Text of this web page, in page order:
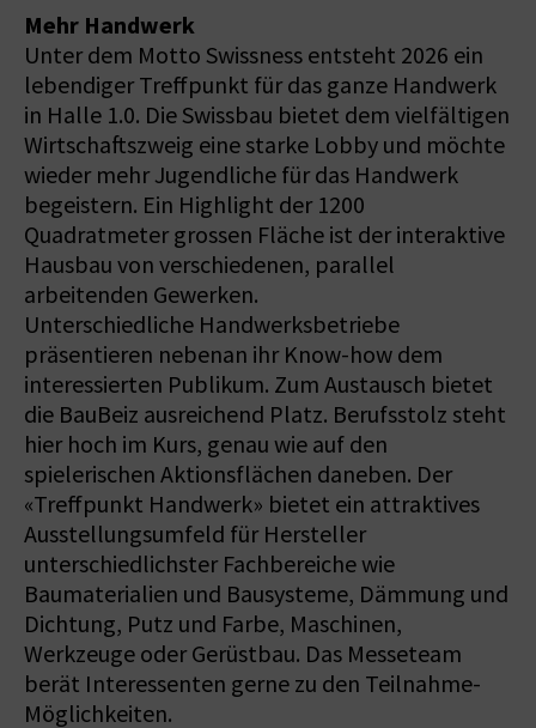
Mehr Handwerk
Unter dem Motto Swissness entsteht 2026 ein
lebendiger Treffpunkt für das ganze Handwerk
in Halle 1.0. Die Swissbau bietet dem vielfältigen
Wirtschaftszweig eine starke Lobby und möchte
wieder mehr Jugendliche für das Handwerk
begeistern. Ein Highlight der 1200
Quadratmeter grossen Fläche ist der interaktive
Hausbau von verschiedenen, parallel
arbeitenden Gewerken.
Unterschiedliche Handwerksbetriebe
präsentieren nebenan ihr Know-how dem
interessierten Publikum. Zum Austausch bietet
die BauBeiz ausreichend Platz. Berufsstolz steht
hier hoch im Kurs, genau wie auf den
spielerischen Aktionsflächen daneben. Der
«Treffpunkt Handwerk» bietet ein attraktives
Ausstellungsumfeld für Hersteller
unterschiedlichster Fachbereiche wie
Baumaterialien und Bausysteme, Dämmung und
Dichtung, Putz und Farbe, Maschinen,
Werkzeuge oder Gerüstbau. Das Messeteam
berät Interessenten gerne zu den Teilnahme-
Möglichkeiten.